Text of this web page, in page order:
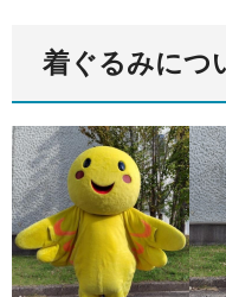
着ぐるみにつ